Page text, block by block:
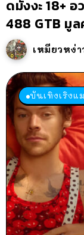
ดมังงะ 18+
488 GTB มูล
เหมียวหง่า
บันเทิงเริงแ